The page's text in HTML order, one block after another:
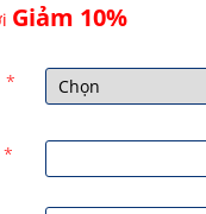
Giảm 10%
*
*